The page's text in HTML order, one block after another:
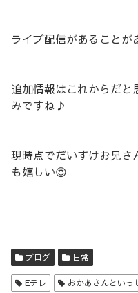
ライブ配信があることが
追加情報はこれからだと
みですね♪
現時点でだいすけお兄さ
も嬉しい😍
ブログ 日常
Eテレ おかあさんといっ